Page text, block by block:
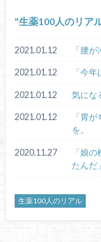
生薬100人のリア
2021.01.12 「腰
2021.01.12 「今
2021.01.12 気にな
2021.01.12
「胃
を。
2020.11.27
「娘
たんだ」
生薬100人のリアル